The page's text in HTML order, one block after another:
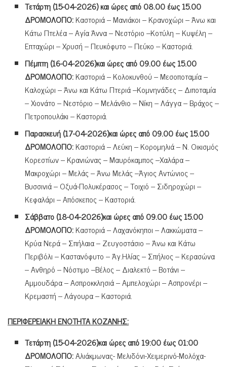
Τετάρτη (15-04-2026) και ώρες από 08.00 έως 15.00
ΔΡΟΜΟΛΟΓΙΟ:Καστοριά – Μανιάκοι – Κρανοχώρι – Άνω και
Κάτω Πτελέα – Αγία Άννα – Νεστόριο –Κοτύλη – Κυψέλη –
Επταχώρι – Χρυσή – Πευκόφυτο – Πεύκο – Καστοριά.
Πέμπτη(16-04-2026)και ώρες από 09.00 έως 15.00
ΔΡΟΜΟΛΟΓΙΟ:Καστοριά – Κολοκυνθού – Μεσοποταμία –
Καλοχώρι – Άνω και Κάτω Πτεριά –Κομνηνάδες – Διποταμία
– Χιονάτο – Νεστόριο – Μελάνθιο – Νίκη – Λάγγα – Βράχος –
Πετροπουλάκι – Καστοριά.
Παρασκευή (17-04-2026)και ώρες από 09.00 έως 15.00
ΔΡΟΜΟΛΟΓΙΟ:Καστοριά – Λεύκη – Κορομηλιά – Ν. Οικισμός
Κορεστίων – Κρανιώνας – Μαυρόκαμπος –Χαλάρα –
Μακροχώρι – Μελάς – Άνω Μελάς –Άγιος Αντώνιος –
Βυσσινιά – Οξυά-Πολυκέρασος – Τοιχιό – Σιδηροχώρι –
Κεφαλάρι – Απόσκεπος – Καστοριά.
Σάββατο (18-04-2026)και ώρες από 09.00 έως 15.00
ΔΡΟΜΟΛΟΓΙΟ:Καστοριά – Λαχανόκηποι – Λακκώματα –
Κρύα Νερά – Σπήλαια – Ζευγοστάσιο – Άνω και Κάτω
Περιβόλι – Καστανόφυτο – Άγ.Ηλίας – Σπήλιος – Κερασώνα
– Ανθηρό – Νόστιμο –Βέλος – Διαλεκτό – Βοτάνι –
Αμμουδάρα – Ασπροκκλησιά – Αμπελοχώρι – Ασπρονέρι –
Κρεμαστή – Λάγουρα – Καστοριά.
ΠΕΡΙΦΕΡΕΙΑΚΗ ΕΝΟΤΗΤΑ ΚΟΖΑΝΗΣ:
Τετάρτη (15-04-2026)και ώρες από 19:00 έως 01:00
ΔΡΟΜΟΛΟΓΙΟ:Αλιάκμωνας- Μελιδόνι-Χειμερινό-Μολόχα-